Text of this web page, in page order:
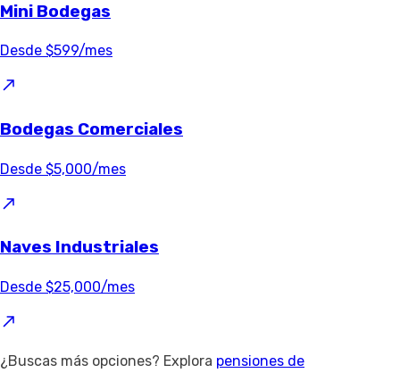
Mini Bodegas
Desde $599/mes
Bodegas Comerciales
Desde $5,000/mes
Naves Industriales
Desde $25,000/mes
¿Buscas más opciones? Explora pensiones de